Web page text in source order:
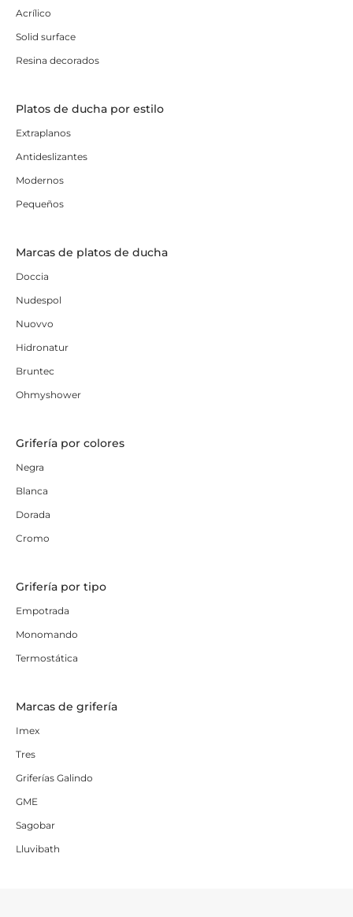
Acrílico
Solid surface
Resina decorados
Platos de ducha por estilo
Extraplanos
Antideslizantes
Modernos
Pequeños
Marcas de platos de ducha
Doccia
Nudespol
Nuovvo
Hidronatur
Bruntec
Ohmyshower
Grifería por colores
Negra
Blanca
Dorada
Cromo
Grifería por tipo
Empotrada
Monomando
Termostática
Marcas de grifería
Imex
Tres
Griferías Galindo
GME
Sagobar
Lluvibath